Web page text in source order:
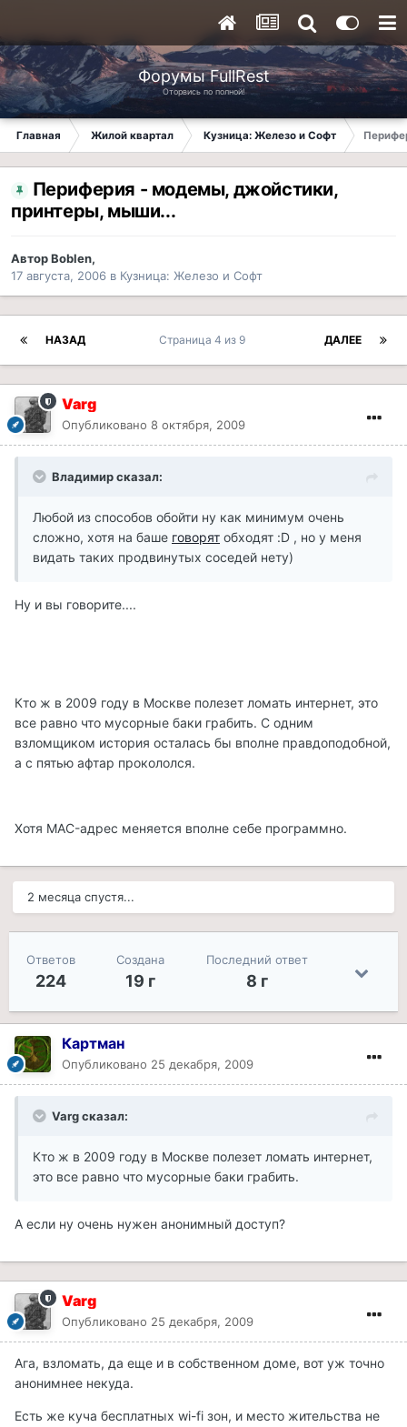
Форумы FullRest
Оторвись по полной!
Главная Жилой квартал Кузница: Железо и Софт
Периферия - модемы, джойстики,
принтеры, мыши...
АвторBoblen,
17 августа, 2006 в Кузница: Железо и Софт
НАЗАД ДАЛЕЕ
Страница 4 из 9
Varg
Опубликовано 8 октября, 2009
Владимир сказал:
Любой из способов обойти ну как минимум очень
сложно, хотя на баше говорят обходят :D , но у меня
видать таких продвинутых соседей нету)
Ну и вы говорите....
Кто ж в 2009 году в Москве полезет ломать интернет, это
все равно что мусорные баки грабить. С одним
взломщиком история осталась бы вполне правдоподобной,
а с пятью афтар прокололся.
Хотя MAC-адрес меняется вполне себе программно.
2 месяца спустя...
Ответов
224
Создана
19 г
Последний ответ
8 г
Картман
Опубликовано 25 декабря, 2009
Varg сказал:
Кто ж в 2009 году в Москве полезет ломать интернет,
это все равно что мусорные баки грабить.
А если ну очень нужен анонимный доступ?
Varg
Опубликовано 25 декабря, 2009
Ага, взломать, да еще и в собственном доме, вот уж точно
анонимнее некуда.
Есть же куча бесплатных wi-fi зон, и место жительства не